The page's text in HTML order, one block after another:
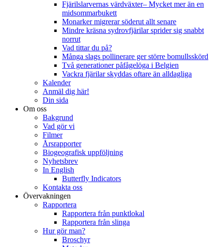
Fjärilslarvernas värdväxter– Mycket mer än en
midsommarbukett
Monarker migrerar söderut allt senare
Mindre kräsna sydrovfjärilar sprider sig snabbt
norrut
Vad tittar du på?
Många slags pollinerare ger större bomullsskörd
Två generationer påfågelöga i Belgien
Vackra fjärilar skyddas oftare än alldagliga
Kalender
Anmäl dig här!
Din sida
Om oss
Bakgrund
Vad gör vi
Filmer
Årsrapporter
Biogeografisk uppföljning
Nyhetsbrev
In English
Butterfly Indicators
Kontakta oss
Övervakningen
Rapportera
Rapportera från punktlokal
Rapportera från slinga
Hur gör man?
Broschyr